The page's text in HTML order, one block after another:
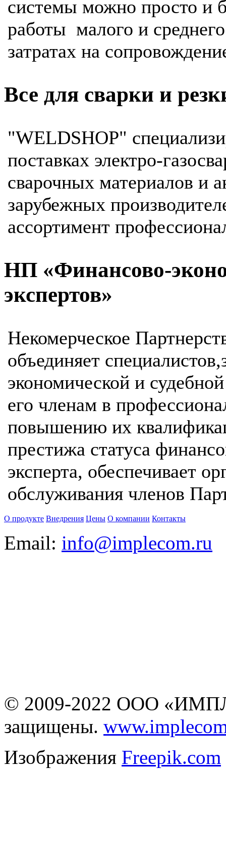
системы можно просто и
работы малого и
затратах на
Все для сварки и
"WELDSHOP"
поставках электро-
сварочных материалов и
зарубежных
ассортимент
НП «Финансово-
экспертов»
Некомерческое
объединяет
экономической и
его членам в
повышению их
престижа статуса
эксперта, обеспечивает
обслуживания членов
О продукте Внедрения Цены О компании Контакты
Email: info@implecom.ru
© 2009-2022 ООО
защищены.
Изображения Freepik.com